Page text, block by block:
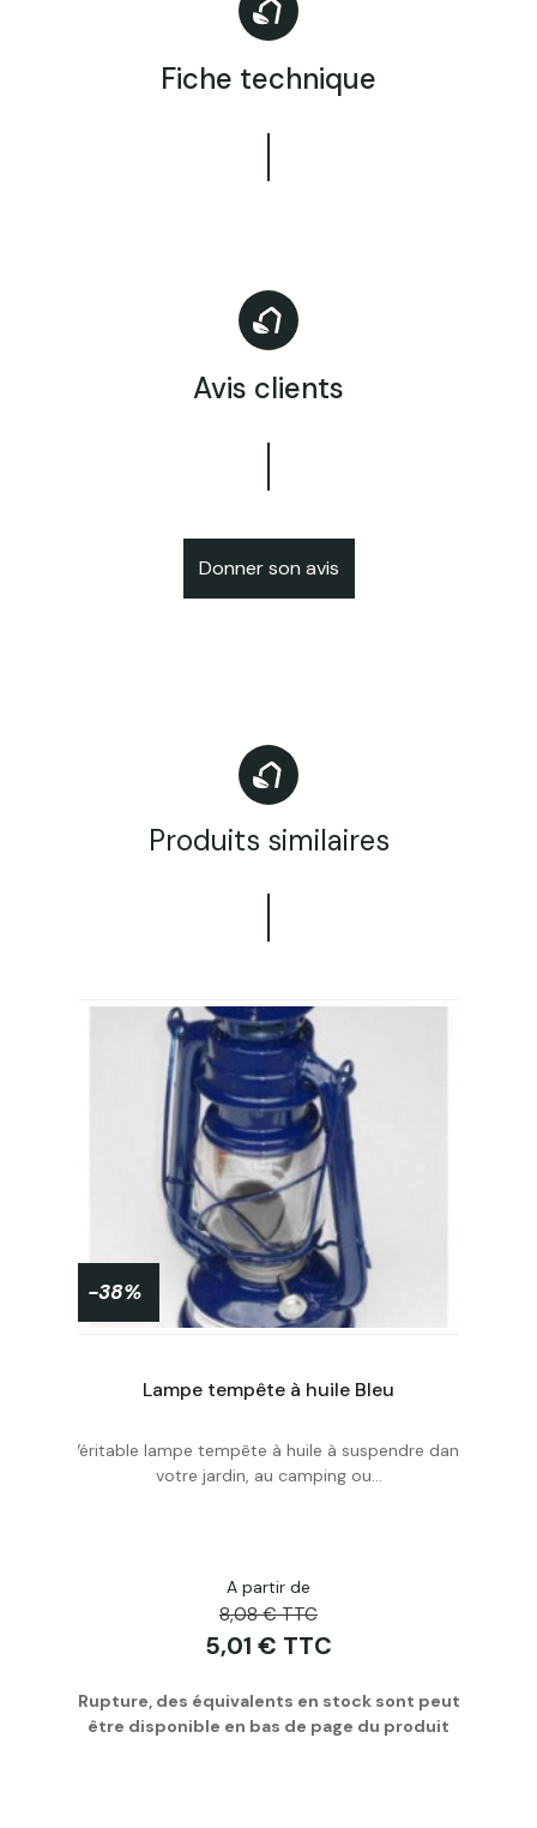
Fiche technique
Avis clients
Donner son avis
Produits similaires
Personnaliser
-38%
Lampe tempête à huile Bleu
Véritable lampe tempête à huile à suspendre dans
votre jardin, au camping ou...
A partir de
8,08 € TTC
5,01 € TTC
Rupture, des équivalents en stock sont peut
être disponible en bas de page du produit